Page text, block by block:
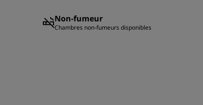
Non-fumeur
Chambres non-fumeurs disponibles